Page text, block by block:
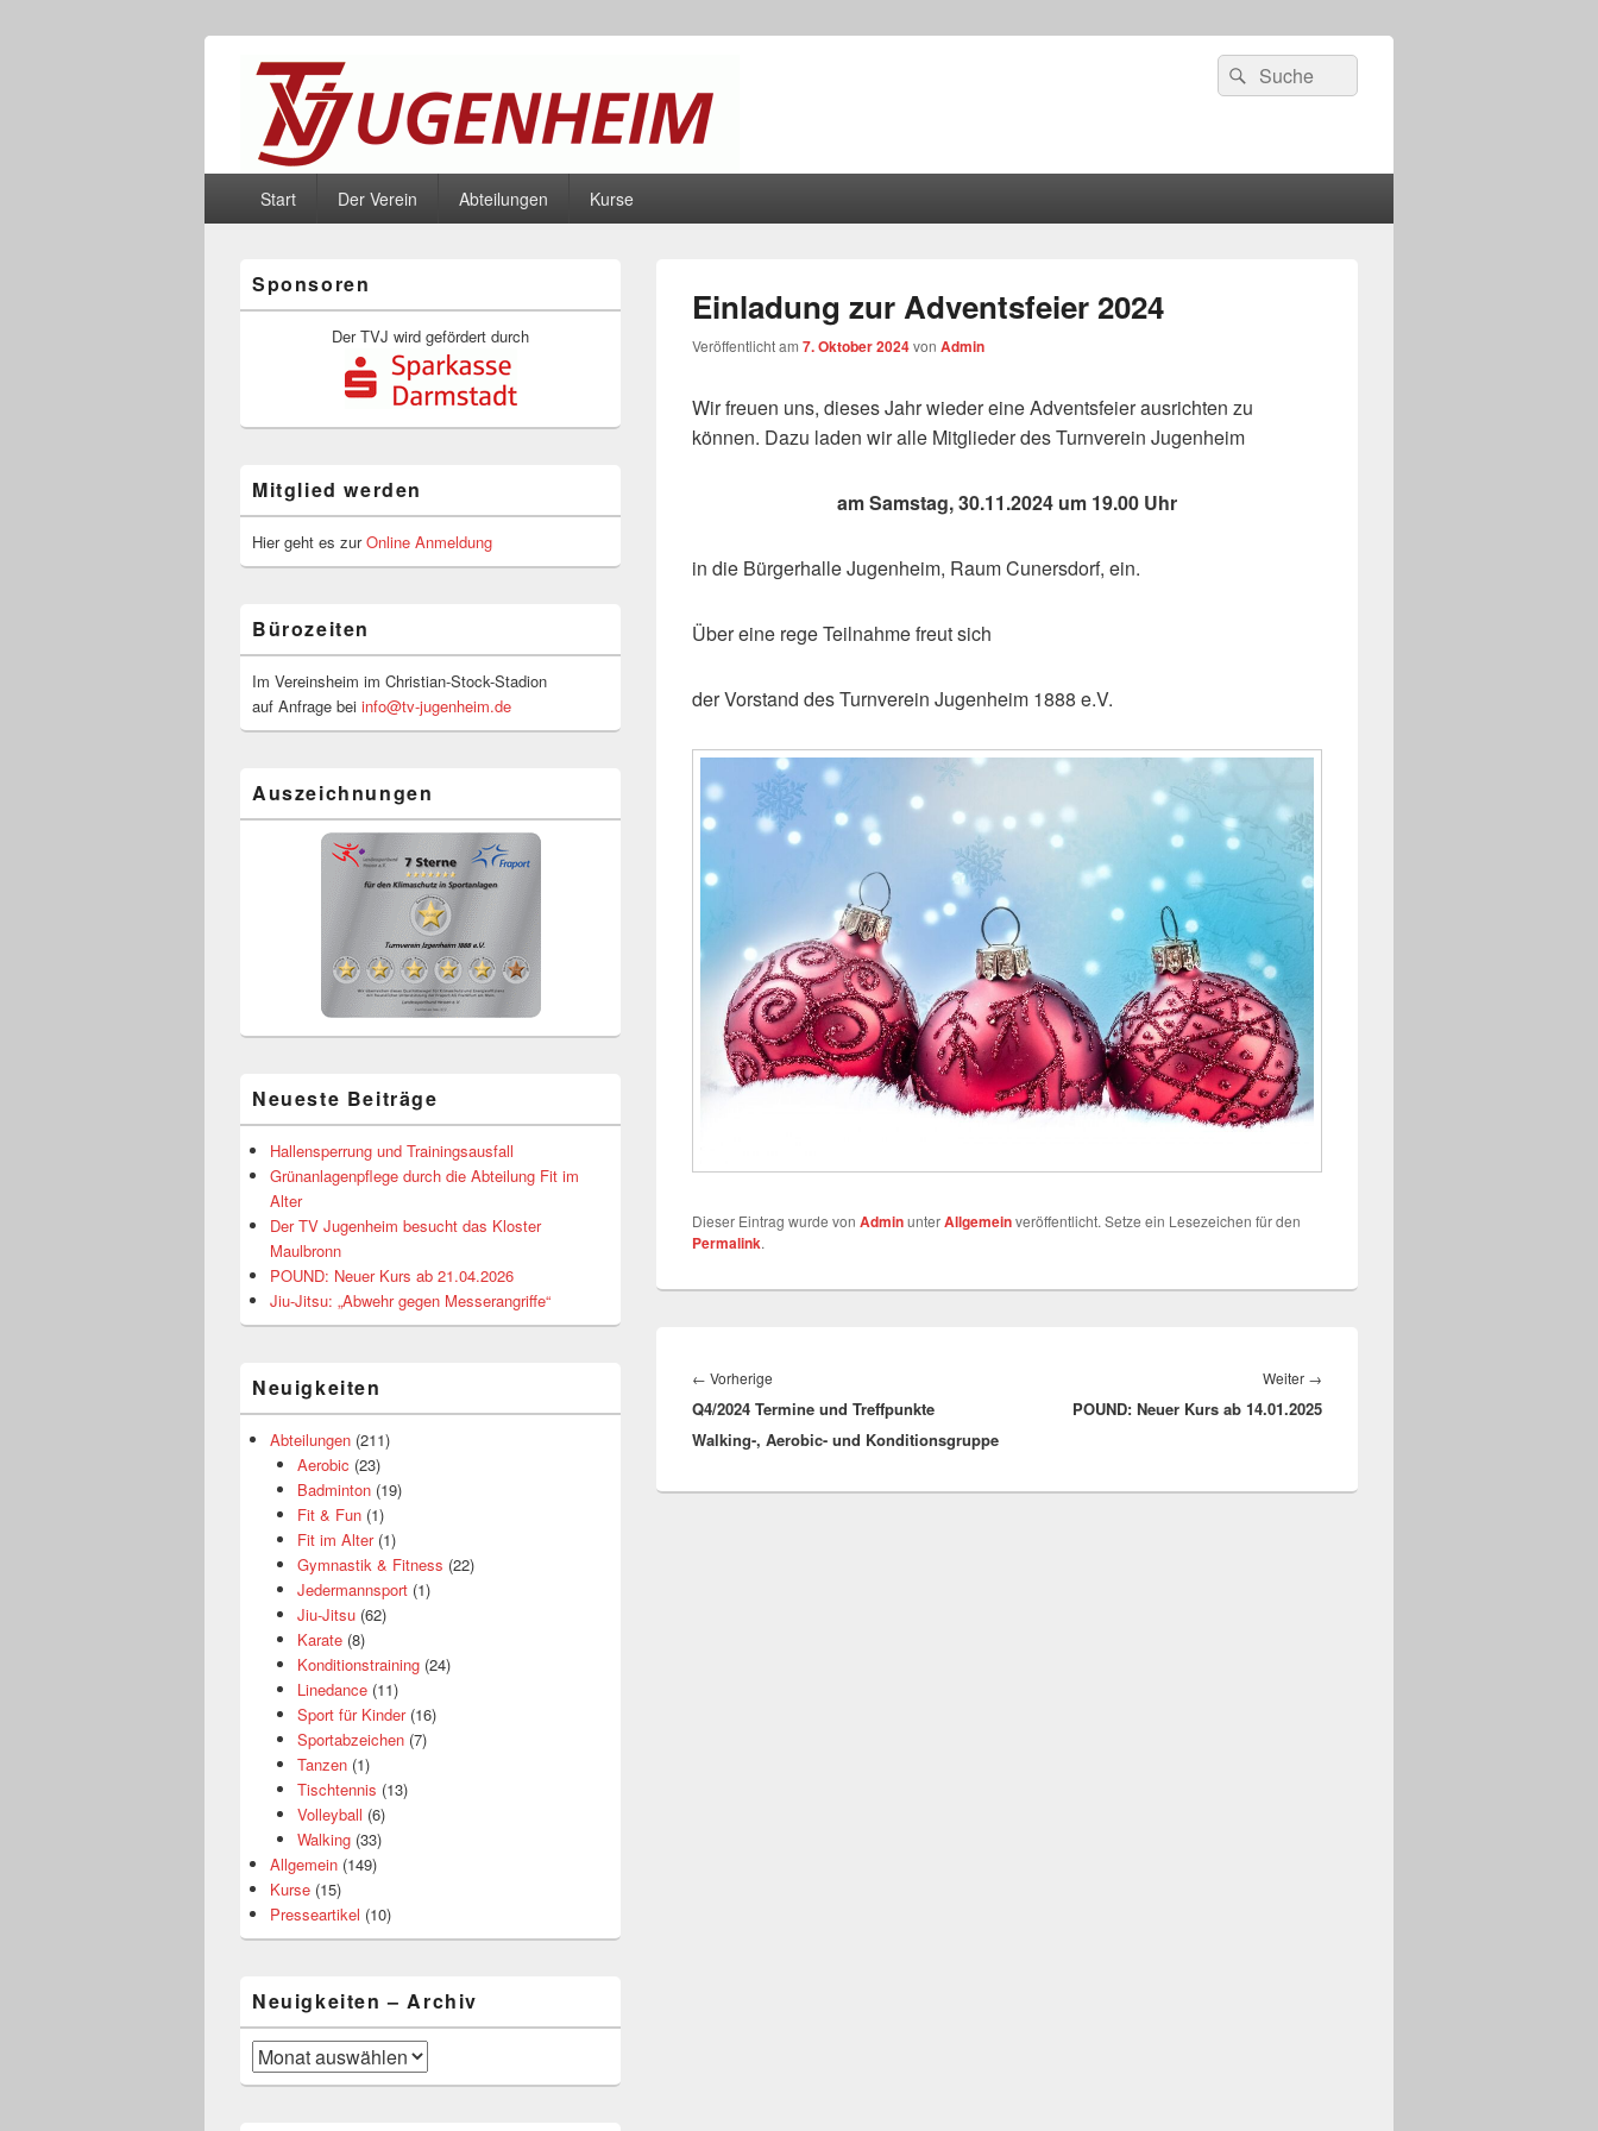
TV Jugenheim 1888 e.V.
Der Sportverein an der Bergstrasse
Suchen
nach:
Suchen
Start Der Verein Abteilungen Kurse
Einladung zur Adventsfeier 2024
Veröffentlicht am 7. Oktober 2024von Admin
Wir freuen uns, dieses Jahr wieder eine Adventsfeier ausrichten zu
können. Dazu laden wir alle Mitglieder des Turnverein Jugenheim
am Samstag, 30.11.2024 um 19.00 Uhr
in die Bürgerhalle Jugenheim, Raum Cunersdorf, ein.
Über eine rege Teilnahme freut sich
der Vorstand des Turnverein Jugenheim 1888 e.V.
Dieser Eintrag wurde von AdminunterAllgemeinveröffentlicht. Setze ein Lesezeichen für den
Permalink.
← Vorherige
Beitrag:
Q4/2024 Termine und Treffpunkte
Walking-, Aerobic- und Konditionsgruppe
Weiter →
Beitrag:
POUND: Neuer Kurs ab 14.01.2025
Seitenleisten-
Widgetbereich
Sponsoren
Der TVJ wird gefördert durch
Mitglied werden
Hier geht es zurOnline Anmeldung
Bürozeiten
Im Vereinsheim im Christian-Stock-Stadion
auf Anfrage bei info@tv-jugenheim.de
Auszeichnungen
Neueste Beiträge
Hallensperrung und Trainingsausfall
Grünanlagenpflege durch die Abteilung Fit im
Alter
Der TV Jugenheim besucht das Kloster
Maulbronn
POUND: Neuer Kurs ab 21.04.2026
Jiu-Jitsu: „Abwehr gegen Messerangriffe“
Neuigkeiten
Abteilungen (211)
Aerobic (23)
Badminton(19)
Fit & Fun(1)
Fit im Alter(1)
Gymnastik & Fitness (22)
Jedermannsport(1)
Jiu-Jitsu(62)
Karate(8)
Konditionstraining(24)
Linedance(11)
Sport für Kinder(16)
Sportabzeichen(7)
Tanzen(1)
Tischtennis (13)
Volleyball (6)
Walking(33)
Allgemein (149)
Kurse (15)
Presseartikel (10)
Neuigkeiten – Archiv
Neuigkeiten
–